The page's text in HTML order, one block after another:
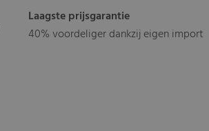
Laagste prijsgarantie
40% voordeliger dankzij eigen import